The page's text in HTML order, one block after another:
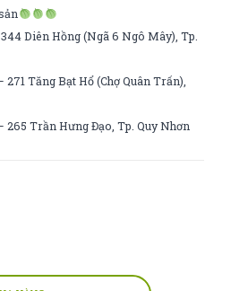
Diên Hồng (Ngã 6 Ngô Mây), Tp.
Tăng Bạt Hổ (Chợ Quân Trấn),
265 Trần Hưng Đạo, Tp. Quy Nhơn